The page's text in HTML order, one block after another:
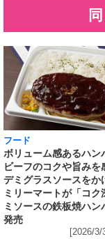
フード
ボリューム感あるハン
ビーフのコクや旨みを
デミグラスソースをか
ミリーマートが「コク
ミソースの鉄板焼ハン
発売
[2026/3/